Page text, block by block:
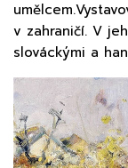
v zahraničí. V
slováckými a